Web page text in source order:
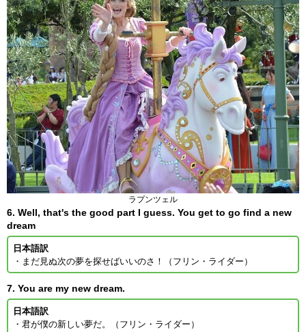
ラプンツェル
6. Well, that's the good part I guess. You get to go find a new
dream
日本語訳
・まだ見ぬ次の夢を探せばいいのさ！（フリン・ライダー）
7. You are my new dream.
日本語訳
・君が僕の新しい夢だ。（フリン・ライダー）